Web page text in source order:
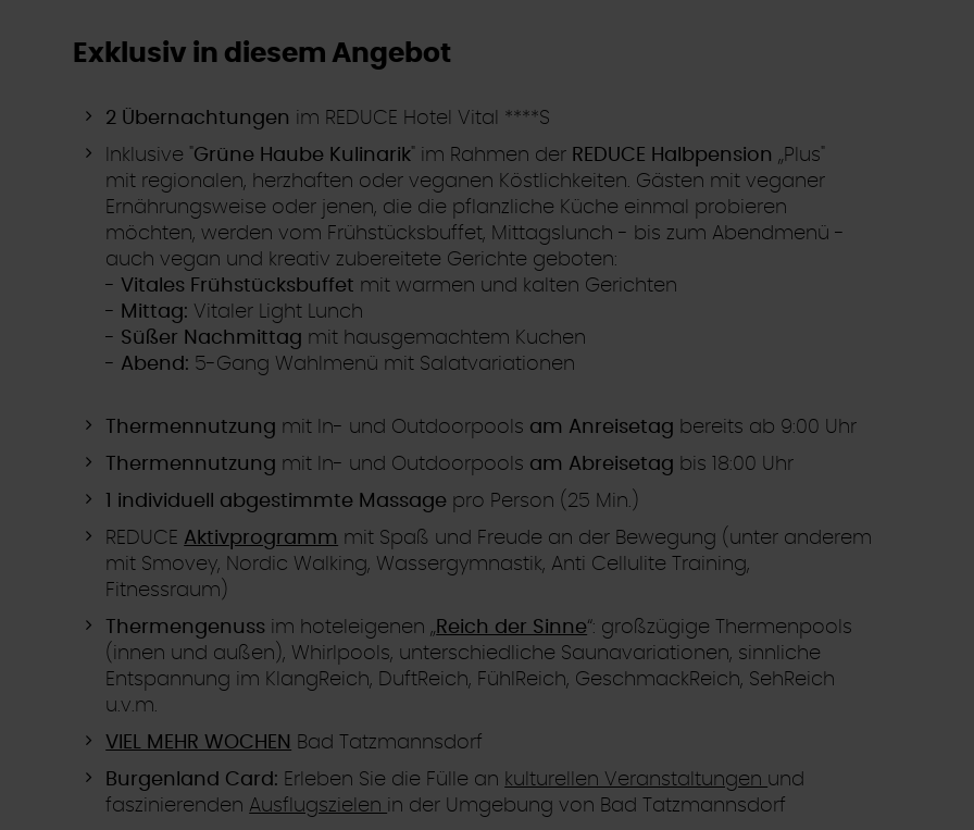
Exklusiv in diesem Angebot
2 Übernachtungen im REDUCE Hotel Vital ****S
Inklusive "Grüne Haube Kulinarik" im Rahmen der REDUCE Halbpension „Plus"
mit regionalen, herzhaften oder veganen Köstlichkeiten. Gästen mit veganer
Ernährungsweise oder jenen, die die pflanzliche Küche einmal probieren
möchten, werden vom Frühstücksbuffet, Mittagslunch - bis zum Abendmenü -
auch vegan und kreativ zubereitete Gerichte geboten:
- Vitales Frühstücksbuffet mit warmen und kalten Gerichten
- Mittag: Vitaler Light Lunch
- Süßer Nachmittag mit hausgemachtem Kuchen
- Abend: 5-Gang Wahlmenü mit Salatvariationen
Thermennutzung mit In- und Outdoorpools am Anreisetag bereits ab 9:00 Uhr
Thermennutzung mit In- und Outdoorpools am Abreisetag bis 18:00 Uhr
1 individuell abgestimmte Massage pro Person (25 Min.)
REDUCE Aktivprogramm mit Spaß und Freude an der Bewegung (unter anderem
mit Smovey, Nordic Walking, Wassergymnastik, Anti Cellulite Training,
Fitnessraum)
Thermengenuss im hoteleigenen „Reich der Sinne“: großzügige Thermenpools
(innen und außen), Whirlpools, unterschiedliche Saunavariationen, sinnliche
Entspannung im KlangReich, DuftReich, FühlReich, GeschmackReich, SehReich
u.v.m.
VIEL MEHR WOCHEN Bad Tatzmannsdorf
Burgenland Card: Erleben Sie die Fülle an kulturellen Veranstaltungen und
faszinierenden Ausflugszielen in der Umgebung von Bad Tatzmannsdorf